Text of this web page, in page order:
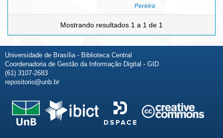
Pereira
Mostrando resultados 1 a 1 de 1
Universidade de Brasília - Biblioteca Central
Coordenadoria de Gestão da Informação Digital - GID
(61) 3107-2683
repositorio@unb.br